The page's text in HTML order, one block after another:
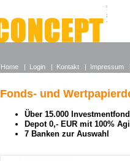
Alle
Wieso
Fonds- und
Über 15.000
Depot 0,- EUR mit 100%
7 Banken zur Auswahl
Home | Login | Kontakt | Impressum